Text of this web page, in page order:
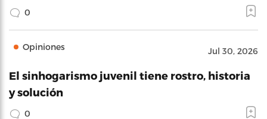
0
Opiniones Jul 30, 2026
El sinhogarismo juvenil tiene rostro, historia
y solución
0